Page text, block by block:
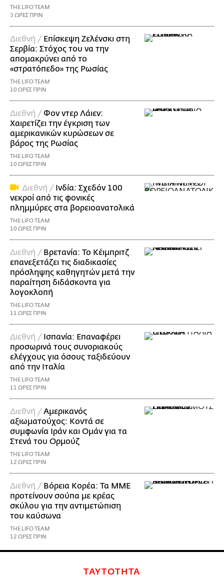
THE LIFO TEAM
3 ΩΡΕΣ ΠΡΙΝ
Διεθνή / Επίσκεψη Ζελένσκι στη
Σερβία: Στόχος του να την
απομακρύνει από το
«στρατόπεδο» της Ρωσίας
THE LIFO TEAM
10 ΩΡΕΣ ΠΡΙΝ
Διεθνή / Φον ντερ Λάιεν:
Χαιρετίζει την έγκριση των
αμερικανικών κυρώσεων σε
βάρος της Ρωσίας
THE LIFO TEAM
10 ΩΡΕΣ ΠΡΙΝ
Διεθνή / Ινδία: Σχεδόν 100
νεκροί από τις φονικές
πλημμύρες στα βορειοανατολικά
THE LIFO TEAM
10 ΩΡΕΣ ΠΡΙΝ
Διεθνή / Βρετανία: Το Κέιμπριτζ
επανεξετάζει τις διαδικασίες
πρόσληψης καθηγητών μετά την
παραίτηση διδάσκοντα για
λογοκλοπή
THE LIFO TEAM
11 ΩΡΕΣ ΠΡΙΝ
Διεθνή / Ισπανία: Επαναφέρει
προσωρινά τους συνοριακούς
ελέγχους για όσους ταξιδεύουν
από την Ιταλία
THE LIFO TEAM
11 ΩΡΕΣ ΠΡΙΝ
Διεθνή / Αμερικανός
αξιωματούχος: Κοντά σε
συμφωνία Ιράν και Ομάν για τα
Στενά του Ορμούζ
THE LIFO TEAM
12 ΩΡΕΣ ΠΡΙΝ
Διεθνή / Βόρεια Κορέα: Τα ΜΜΕ
προτείνουν σούπα με κρέας
σκύλου για την αντιμετώπιση
του καύσωνα
THE LIFO TEAM
12 ΩΡΕΣ ΠΡΙΝ
ΤΑΥΤΟΤΗΤΑ